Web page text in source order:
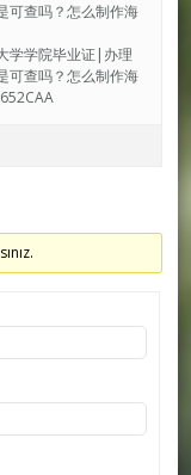
可查吗？怎么制作海
学学院毕业证|办理
可查吗？怎么制作海